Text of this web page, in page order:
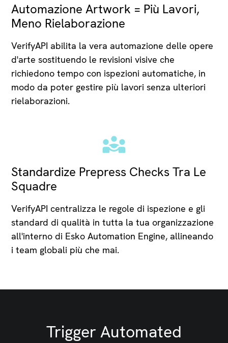
Automazione Artwork = Più Lavori,
Meno Rielaborazione
VerifyAPI abilita la vera automazione delle opere
d'arte sostituendo le revisioni visive che
richiedono tempo con ispezioni automatiche, in
modo da poter gestire più lavori senza ulteriori
rielaborazioni.
Standardize Prepress Checks Tra Le
Squadre
VerifyAPI centralizza le regole di ispezione e gli
standard di qualità in tutta la tua organizzazione
all'interno di Esko Automation Engine, allineando
i team globali più che mai.
Trigger Automated